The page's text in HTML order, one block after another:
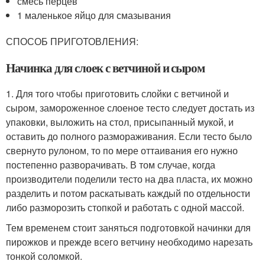
1 маленькое яйцо для смазывания
СПОСОБ ПРИГОТОВЛЕНИЯ:
Начинка для слоек с ветчиной и сыром
1. Для того чтобы приготовить слойки с ветчиной и
сыром, замороженное слоеное тесто следует достать из
упаковки, выложить на стол, присыпанный мукой, и
оставить до полного размораживания. Если тесто было
свернуто рулоном, то по мере оттаивания его нужно
постепенно разворачивать. В том случае, когда
производители поделили тесто на два пласта, их можно
разделить и потом раскатывать каждый по отдельности
либо разморозить стопкой и работать с одной массой.
Тем временем стоит заняться подготовкой начинки для
пирожков и прежде всего ветчину необходимо нарезать
тонкой соломкой.